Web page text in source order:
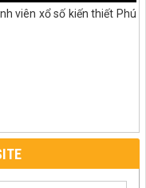
viên xổ số kiến thiết Phú